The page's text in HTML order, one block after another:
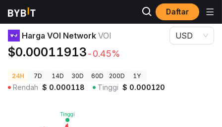
Daftar
Harga Kripto
Harga VOI Network VOI
$0.00011913-0.45%
USD
24H 7D 14D 30D 60D 200D 1Y
Rendah $ 0.000118 Tinggi $ 0.000120